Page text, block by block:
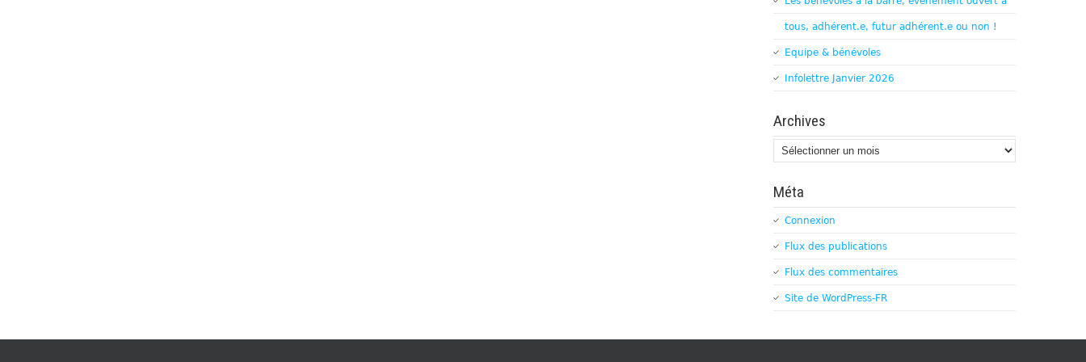
tous, adhérent.e, futur adhérent.e ou non !
Equipe & bénévoles
Infolettre Janvier 2026
Archives
Archives
Méta
Connexion
Flux des publications
Flux des commentaires
Site de WordPress-FR